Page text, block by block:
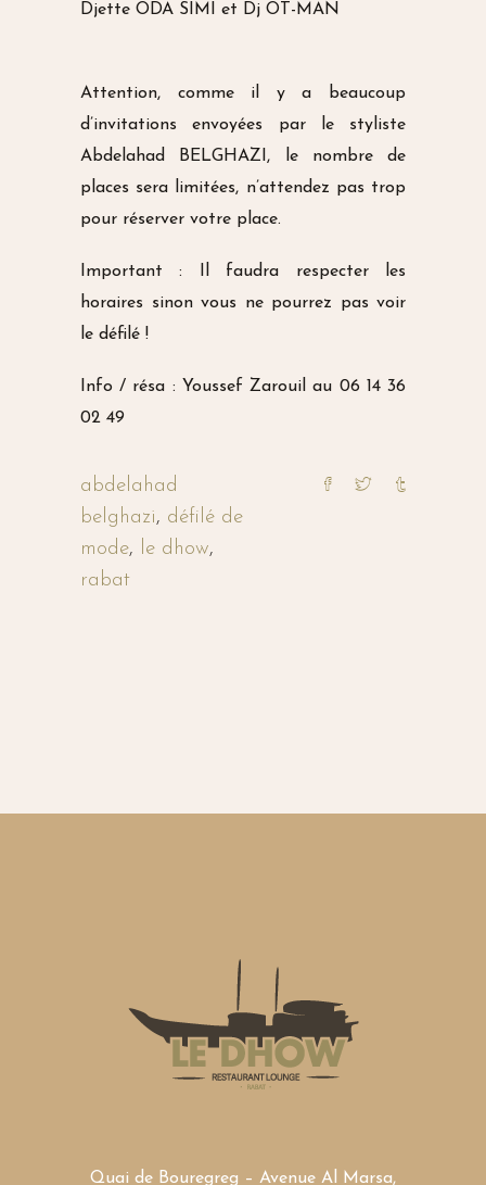
Djette ODA SIMI et Dj OT-MAN
Attention, comme il y a beaucoup
d’invitations envoyées par le styliste
Abdelahad BELGHAZI, le nombre de
places sera limitées, n’attendez pas trop
pour réserver votre place.
Important : Il faudra respecter les
horaires sinon vous ne pourrez pas voir
le défilé !
Info / résa : Youssef Zarouil au 06 14 36
02 49
abdelahad
belghazi, défilé de
mode, le dhow,
rabat
Quai de Bouregreg – Avenue Al Marsa,